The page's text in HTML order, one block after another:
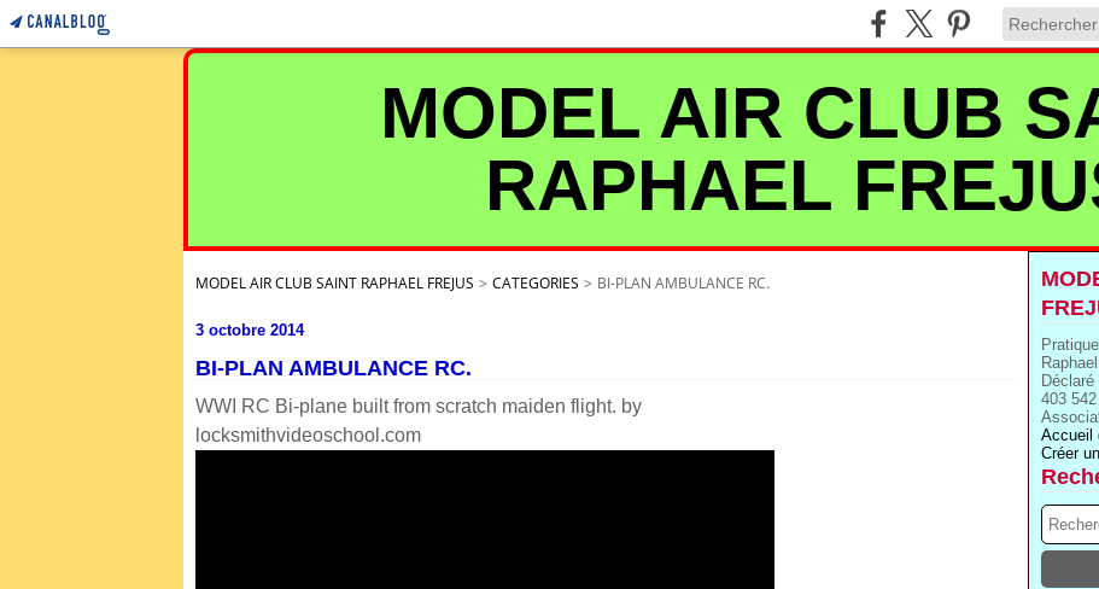
MODEL AIR CLUB
RAPHAEL
MODEL AIR CLUB SAINT RAPHAEL FREJUS > CATEGORIES > BI-PLAN AMBULANCE RC.
3 octobre 2014
BI-PLAN AMBULANCE RC.
WWI RC Bi-plane built from scratch maiden flight. by
locksmithvideoschool.com
403
Accueil
Créer